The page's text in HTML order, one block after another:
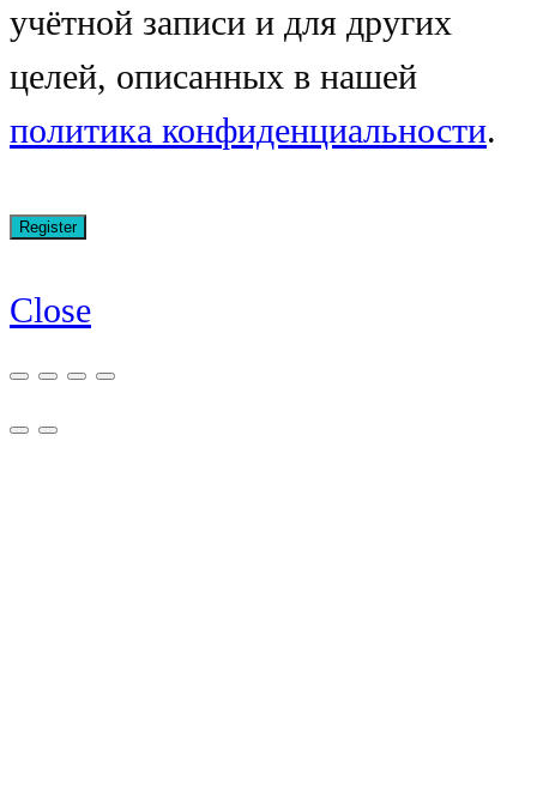
учётной записи и для других
целей, описанных в нашей
политика конфиденциальности.
Close